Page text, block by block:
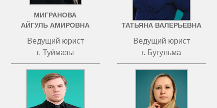
МИГРАНОВА
АЙГУЛЬ АМИРОВНА
Ведущий юрист
г. Туймазы
ЧИСТОВА
ТАТЬЯНА ВАЛЕРЬЕВНА
Ведущий юрист
г. Бугульма